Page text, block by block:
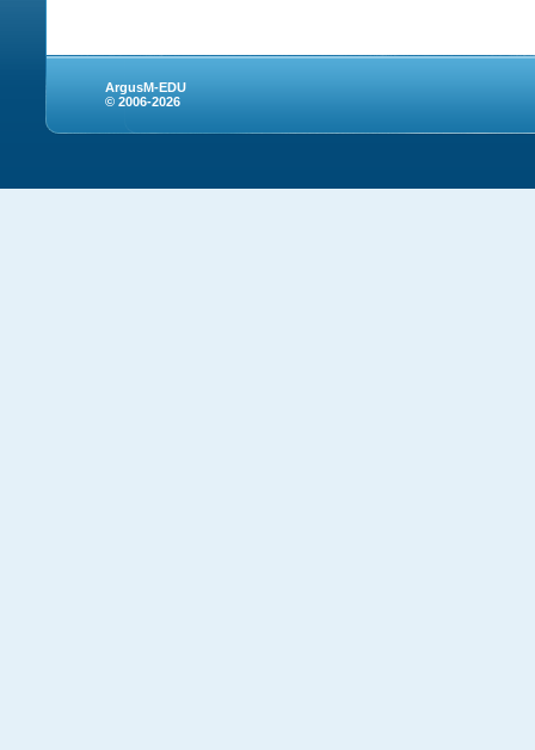
ArgusM-EDU
© 2006-2026